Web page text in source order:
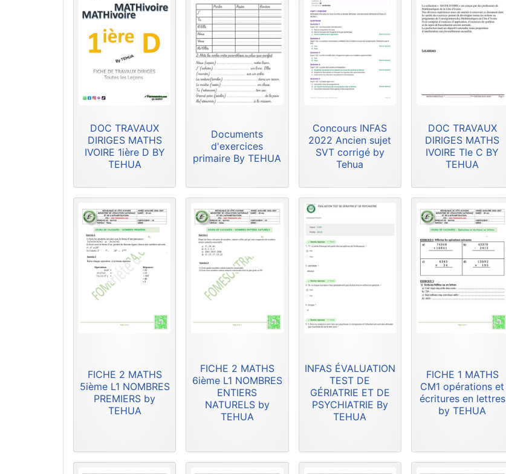
DOC TRAVAUX
DIRIGES MATHS
IVOIRE 1ière D BY
TEHUA
Documents
d'exercices
primaire By TEHUA
Concours INFAS
2022 Ancien sujet
SVT corrigé by
Tehua
DOC TRAVAUX
DIRIGES MATHS
IVOIRE Tle C BY
TEHUA
FICHE 2 MATHS
5ième L1 NOMBRES
PREMIERS by
TEHUA
FICHE 2 MATHS
6ième L1 NOMBRES
ENTIERS
NATURELS by
TEHUA
INFAS ÉVALUATION
TEST DE
GÉRIATRIE ET DE
PSYCHIATRIE By
TEHUA
FICHE 1 MATHS
CM1 opérations et
écritures en lettres
by TEHUA